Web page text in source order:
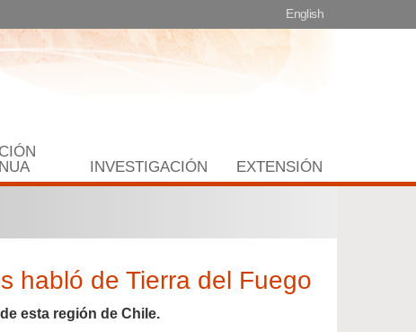
English
INVESTIGACIÓN EXTENSIÓN
habló de Tierra del Fuego
esta región de Chile.